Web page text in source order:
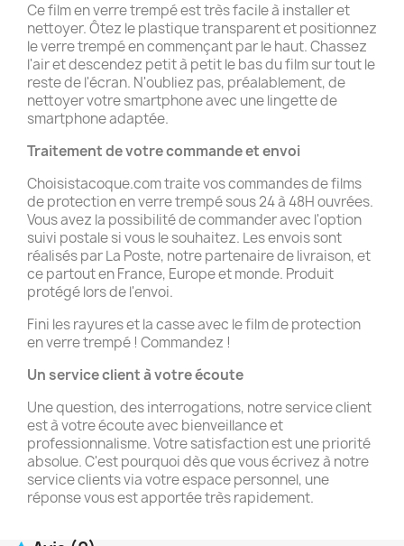
Ce film en verre trempé est très facile à installer et
nettoyer. Ôtez le plastique transparent et positionnez
le verre trempé en commençant par le haut. Chassez
l'air et descendez petit à petit le bas du film sur tout le
reste de l'écran. N'oubliez pas, préalablement, de
nettoyer votre smartphone avec une lingette de
smartphone adaptée.
Traitement de votre commande etenvoi
Choisistacoque.com traite vos commandes de films
de protection en verre trempé sous 24 à 48H ouvrées.
Vous avez la possibilité de commander avec l'option
suivi postale si vous le souhaitez. Les envois sont
réalisés par La Poste, notre partenaire de livraison, et
ce partout en France, Europe et monde. Produit
protégé lors de l'envoi.
Fini les rayures et la casse avec le film de protection
en verre trempé ! Commandez !
Un service client à votre écoute
Une question, des interrogations, notre service client
est à votre écoute avec bienveillance et
professionnalisme. Votre satisfaction est une priorité
absolue. C'est pourquoi dès que vous écrivez à notre
service clients via votre espace personnel, une
réponse vous est apportée très rapidement.